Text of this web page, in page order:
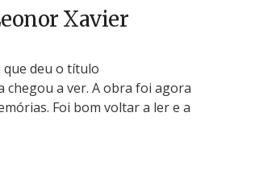
Xavier
que deu o título
chegou a ver. A obra foi agora
Foi bom voltar a ler e a